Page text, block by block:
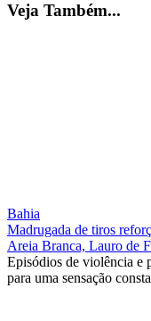
Veja Também...
Bahia
Madrugada de tiros
Areia Branca, Lauro de
Episódios de violência e
para uma sensação